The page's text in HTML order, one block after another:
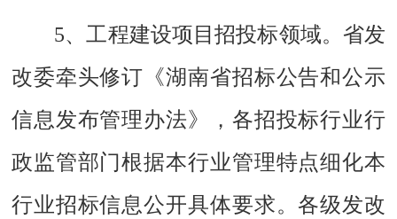
5、工程建设项目招投标领域。 省发
改委牵头修订《湖南省招标公告和公示
信息发布管理办法》，各招投标行业行
政监管部门根据本行业管理特点细化本
行业招标信息公开具体要求。各级发改